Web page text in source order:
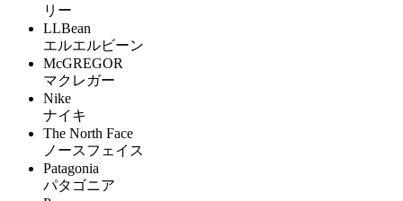
リー
LLBean
エルエルビーン
McGREGOR
マクレガー
Nike
ナイキ
The North Face
ノースフェイス
Patagonia
パタゴニア